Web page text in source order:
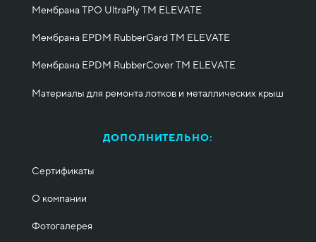
Мембрана TPO UltraPly ТМ ELEVATE
Мембрана EPDM RubberGard ТМ ELEVATE
Мембрана EPDM RubberCover ТМ ELEVATE
Материалы для ремонта лотков и металлических крыш
ДОПОЛНИТЕЛЬНО:
Сертификаты
О компании
Фотогалерея